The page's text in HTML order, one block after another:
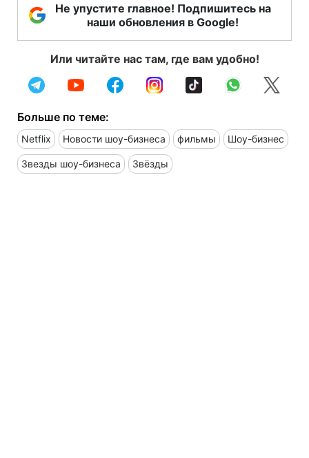
Не упустите главное! Подпишитесь на
наши обновления в Google!
Или читайте нас там, где вам удобно!
Больше по теме:
Netflix Новости шоу-бизнеса фильмы Шоу-бизнес
Звезды шоу-бизнеса Звёзды